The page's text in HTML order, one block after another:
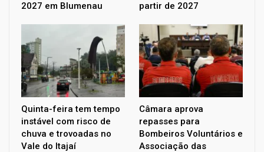
2027 em Blumenau
partir de 2027
Quinta-feira tem tempo
instável com risco de
chuva e trovoadas no
Vale do Itajaí
Câmara aprova
repasses para
Bombeiros Voluntários e
Associação das